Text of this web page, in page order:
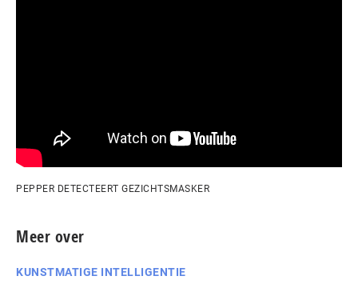
PEPPER DETECTEERT GEZICHTSMASKER
Meer over
KUNSTMATIGE INTELLIGENTIE